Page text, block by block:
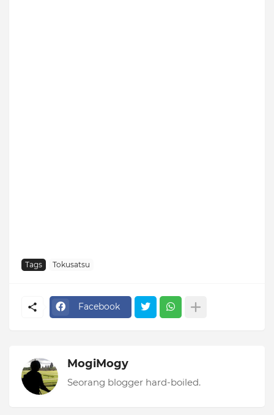
Tags Tokusatsu
Facebook
MogiMogy
Seorang blogger hard-boiled.